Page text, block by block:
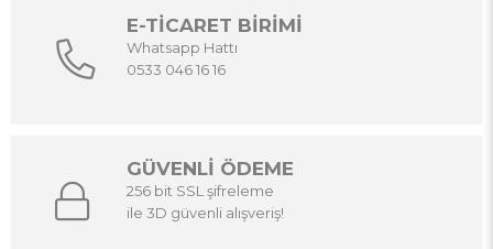
E-TİCARET BİRİMİ
Whatsapp Hattı
0533 046 16 16
GÜVENLİ ÖDEME
256 bit SSL şifreleme
ile 3D güvenli alışveriş!